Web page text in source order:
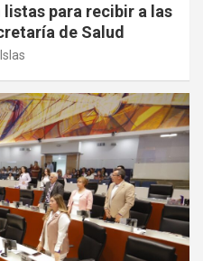
listas para recibir a las
de Salud